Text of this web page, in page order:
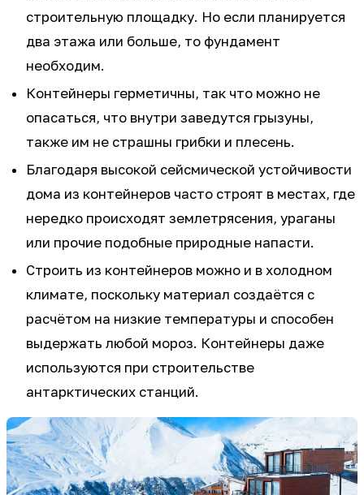
строительную площадку. Но если планируется
два этажа или больше, то фундамент
необходим.
Контейнеры герметичны, так что можно не
опасаться, что внутри заведутся грызуны,
также им не страшны грибки и плесень.
Благодаря высокой сейсмической устойчивости
дома из контейнеров часто строят в местах, где
нередко происходят землетрясения, ураганы
или прочие подобные природные напасти.
Строить из контейнеров можно и в холодном
климате, поскольку материал создаётся с
расчётом на низкие температуры и способен
выдержать любой мороз. Контейнеры даже
используются при строительстве
антарктических станций.